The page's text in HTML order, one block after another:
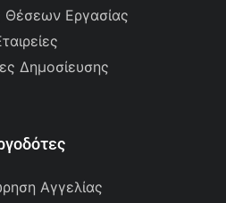
Θέσεων Εργασίας
Δημοσίευσης
Αγγελίας